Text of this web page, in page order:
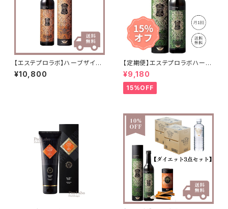
【エステプロラボ】ハーブザイム1
13グランプロ【ジンジャー】
¥10,800
【定期便】エステプロラボハーブ
ザイム(酵素)/3ヶ月コース
¥9,180
15%OFF